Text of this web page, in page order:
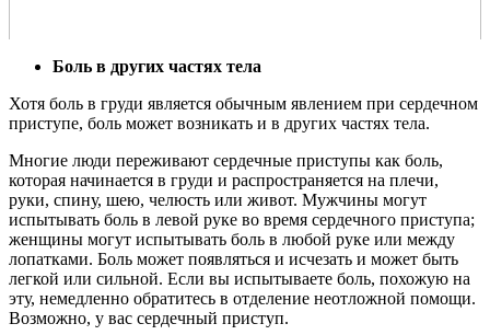
Боль в других частях тела
Хотя боль в груди является обычным явлением при сердечном
приступе, боль может возникать и в других частях тела.
Многие люди переживают сердечные приступы как боль,
которая начинается в груди и распространяется на плечи,
руки, спину, шею, челюсть или живот. Мужчины могут
испытывать боль в левой руке во время сердечного приступа;
женщины могут испытывать боль в любой руке или между
лопатками. Боль может появляться и исчезать и может быть
легкой или сильной. Если вы испытываете боль, похожую на
эту, немедленно обратитесь в отделение неотложной помощи.
Возможно, у вас сердечный приступ.